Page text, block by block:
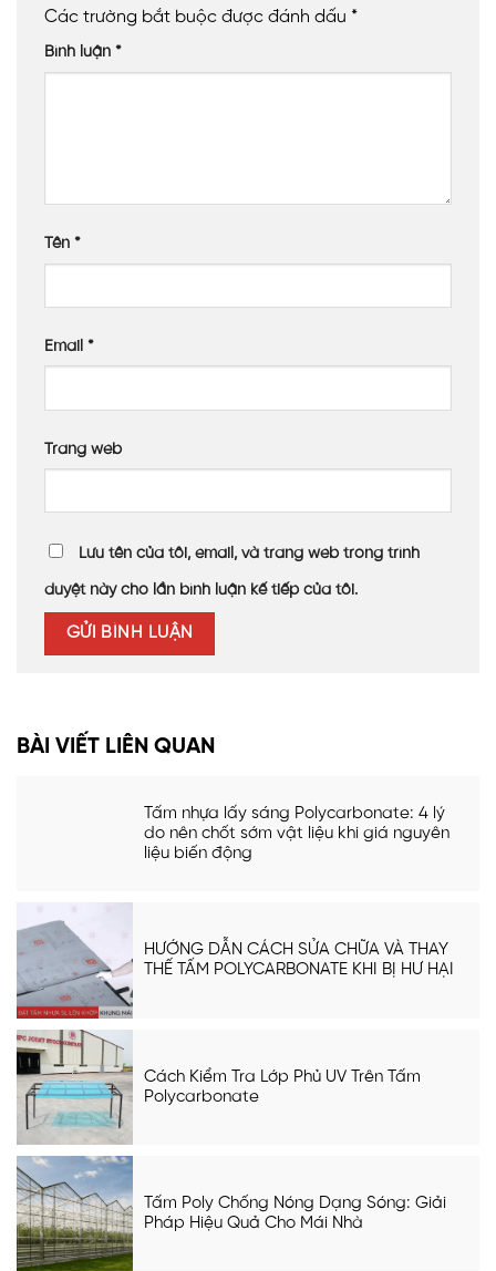
Các trường bắt buộc được đánh dấu *
Bình luận *
Tên *
Email *
Trang web
Lưu tên của tôi, email, và trang web trong trình
duyệt này cho lần bình luận kế tiếp của tôi.
BÀI VIẾT LIÊN QUAN
Tấm nhựa lấy sáng Polycarbonate: 4 lý
do nên chốt sớm vật liệu khi giá nguyên
liệu biến động
HƯỚNG DẪN CÁCH SỬA CHỮA VÀ THAY
THẾ TẤM POLYCARBONATE KHI BỊ HƯ HẠI
Cách Kiểm Tra Lớp Phủ UV Trên Tấm
Polycarbonate
Tấm Poly Chống Nóng Dạng Sóng: Giải
Pháp Hiệu Quả Cho Mái Nhà